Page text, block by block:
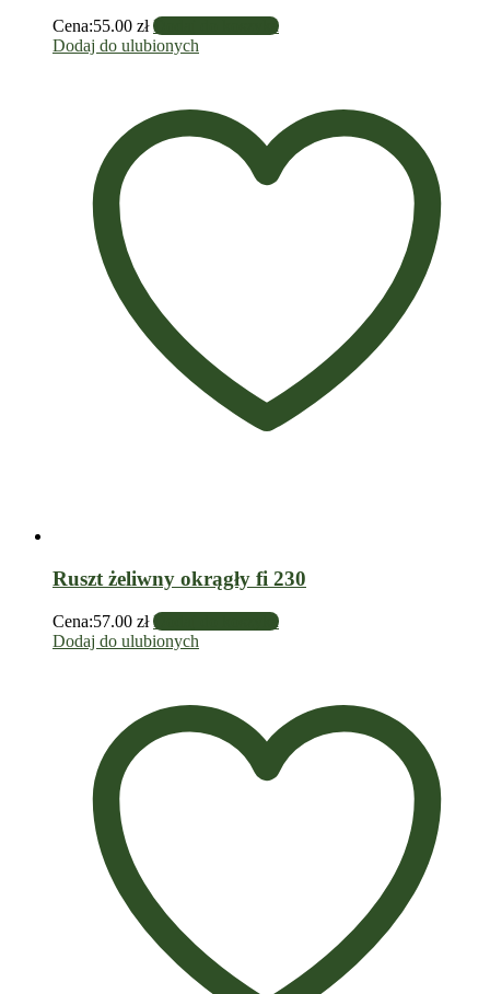
Cena:55.00 zł Dodaj do koszyka
Dodaj do ulubionych
Ruszt żeliwny okrągły fi 230
Cena:57.00 zł Dodaj do koszyka
Dodaj do ulubionych